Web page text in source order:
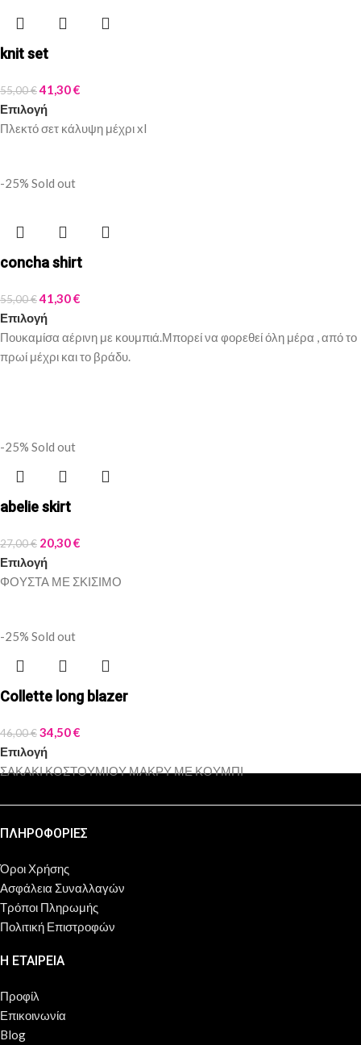
knit set
55,00€41,30€
Επιλογή
Πλεκτό σετ κάλυψη μέχρι xl
-25% Sold out
concha shirt
55,00€41,30€
Επιλογή
Πουκαμίσα αέρινη με κουμπιά.Μπορεί να φορεθεί όλη μέρα , από το
πρωί μέχρι και το βράδυ.
-25% Sold out
abelie skirt
27,00€ 20,30€
Επιλογή
ΦΟΥΣΤΑ ΜΕ ΣΚΙΣΙΜΟ
-25% Sold out
Collette long blazer
46,00€34,50€
Επιλογή
ΣΑΚΑΚΙ ΚΟΣΤΟΥΜΙΟΥ ΜΑΚΡΥ ΜΕ ΚΟΥΜΠΙ
ΠΛΗΡΟΦΟΡΙΕΣ
Όροι Χρήσης
Ασφάλεια Συναλλαγών
Τρόποι Πληρωμής
Πολιτική Επιστροφών
Η ΕΤΑΙΡΕΙΑ
Προφίλ
Επικοινωνία
Blog